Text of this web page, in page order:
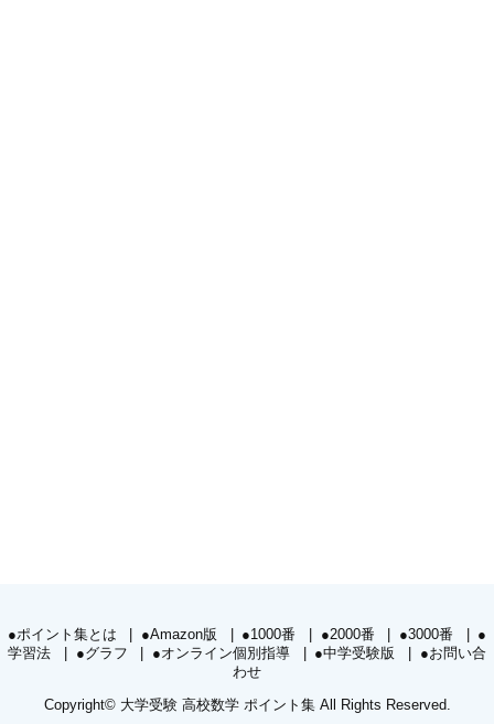
●ポイント集とは ●Amazon版 ●1000番 ●2000番 ●3000番
●
学習法
●グラフ ●オンライン個別指導 ●中学受験版
●お問い合
わせ
Copyright© 大学受験 高校数学 ポイント集All Rights Reserved.